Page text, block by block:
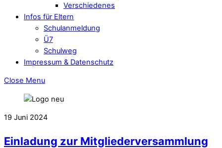
Verschiedenes
Infos für Eltern
Schulanmeldung
Ü7
Schulweg
Impressum & Datenschutz
Close Menu
19 Juni 2024
Einladung zur Mitgliederversammlung